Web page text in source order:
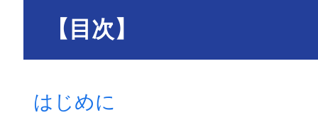
【目次】
はじめに